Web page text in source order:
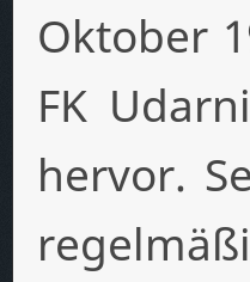
Oktober
FK
hervor.